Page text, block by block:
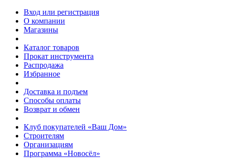
Вход или регистрация
О компании
Магазины
Каталог товаров
Прокат инструмента
Распродажа
Избранное
Доставка и подъем
Способы оплаты
Возврат и обмен
Клуб покупателей «Ваш Дом»
Строителям
Организациям
Программа «Новосёл»